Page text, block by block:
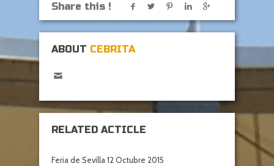
Share this !
ABOUT CEBRITA
RELATED ACTICLE
Feria de Sevilla 12 Octubre 2015